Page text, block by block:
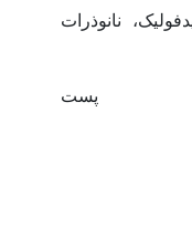
نانوذرات
پست